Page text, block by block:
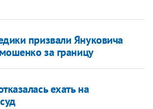
призвали Януковича
за границу
ехать на